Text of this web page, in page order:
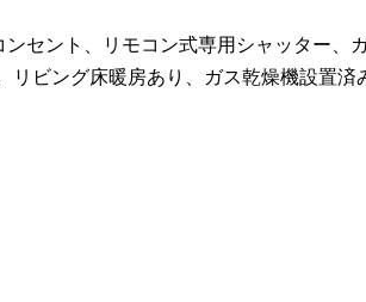
ンセント、リモコン式専用シャッター
リビング床暖房あり、ガス乾燥機設置